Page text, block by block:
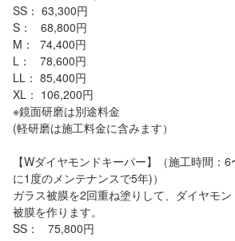
SS： 63,300円
S：   68,800円
M：  74,400円
L：   78,600円
LL： 85,400円
XL： 106,200円
※鏡面研磨は別途料金
(軽研磨は施工料金に含みます）
【Wダイヤモンドキーパー】（施工時間：
に1度のメンテナンスで5年)）
ガラス被膜を2回重ね塗りして、ダイヤモ
被膜を作ります。
SS：   75,800円